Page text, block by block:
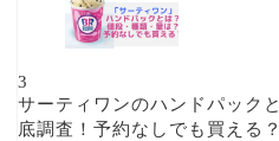
3
サーティワンのハンドパック
底調査！予約なしでも買える？